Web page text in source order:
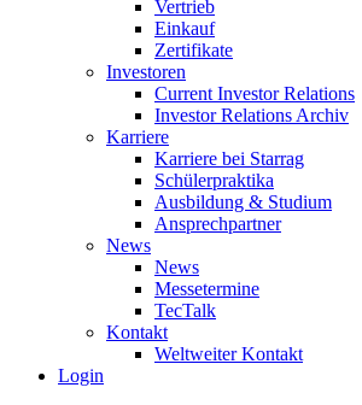
Vertrieb
Einkauf
Zertifikate
Investoren
Current Investor Relations
Investor Relations Archiv
Karriere
Karriere bei Starrag
Schülerpraktika
Ausbildung & Studium
Ansprechpartner
News
News
Messetermine
TecTalk
Kontakt
Weltweiter Kontakt
Login